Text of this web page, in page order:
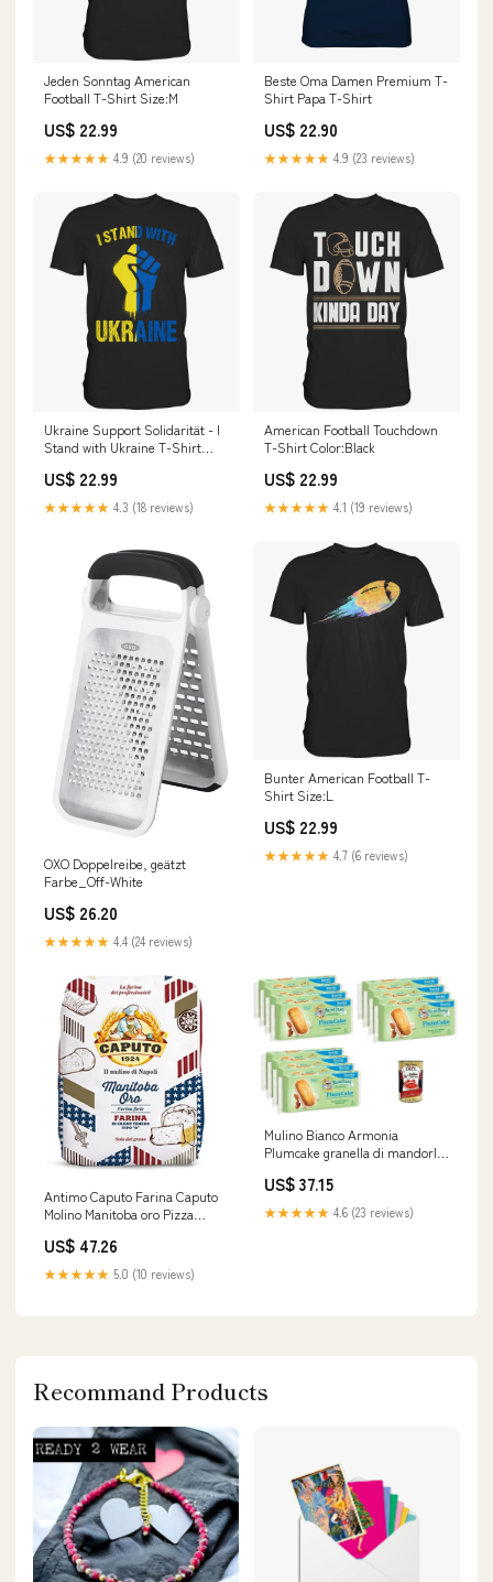
Jeden Sonntag American
Football T-Shirt Size:M
US$ 22.99
★★★★★ 4.9 (20 reviews)
Beste Oma Damen Premium T-
Shirt Papa T-Shirt
US$ 22.90
★★★★★ 4.9 (23 reviews)
Ukraine Support Solidarität - I
Stand with Ukraine T-Shirt
US$ 22.99
★★★★★ 4.3 (18 reviews)
American Football Touchdown
T-Shirt Color:Black
US$ 22.99
★★★★★ 4.1 (19 reviews)
OXO Doppelreibe, geätzt
Farbe_Off-White
US$ 26.20
★★★★★ 4.4 (24 reviews)
Bunter American Football T-
Shirt Size:L
US$ 22.99
★★★★★ 4.7 (6 reviews)
Antimo Caputo Farina Caputo
Molino Manitoba oro Pizza
25kg Original italienisch 1000 g
3x
US$ 47.26
★★★★★ 5.0 (10 reviews)
Mulino Bianco Armonia
Plumcake granella di mandorle
Mandeln und Ricotta - 12x 155 gr
Original italienisch inkl. Italian
Gourmet Polpa 400g Erog
US$ 37.15
★★★★★ 4.6 (23 reviews)
Recommand Products